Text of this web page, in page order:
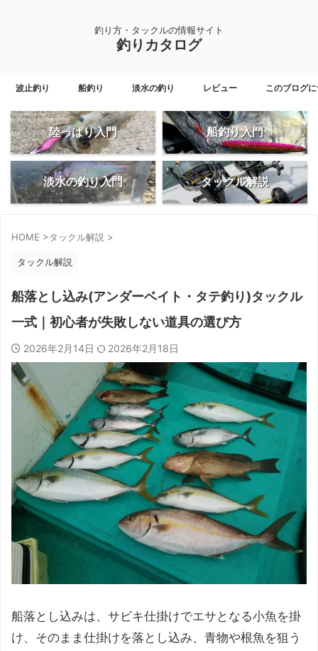
釣り方・タックルの情報サイト
釣りカタログ
波止釣り 船釣り 淡水の釣り レビュー このブログ
陸っぱり入門 船釣り入門
淡水の釣り入門 タックル解説
HOME >タックル解説 >
タックル解説
船落とし込み(アンダーベイト・タテ釣り)タックル
一式｜初心者が失敗しない道具の選び方
2026年2月14日 2026年2月18日
船落とし込みは、サビキ仕掛けでエサとなる小魚を掛
け、そのまま仕掛けを落とし込み、青物や根魚を狙う